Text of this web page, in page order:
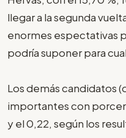
llegar a la segunda
enormes espectativas
podría suponer para
Los demás candidatos
importantes con
y el 0,22, según los